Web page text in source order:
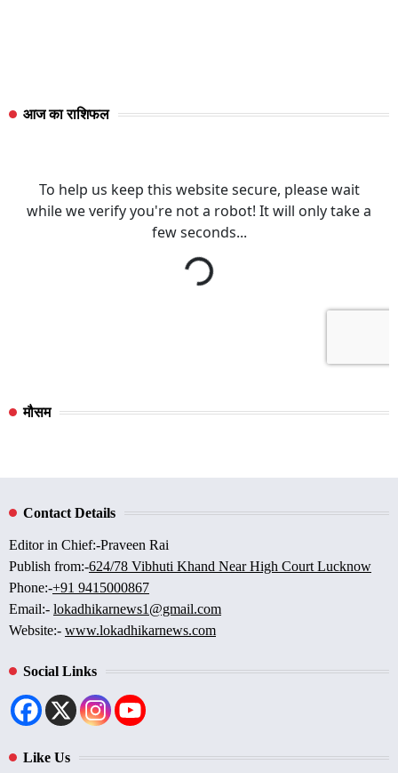
आज का राशिफल
मौसम
Contact Details
Editor in Chief:-Praveen Rai
Publish from:-624/78 Vibhuti Khand Near High Court Lucknow
Phone:-+91 9415000867
Email:- lokadhikarnews1@gmail.com
Website:- www.lokadhikarnews.com
Social Links
Like Us